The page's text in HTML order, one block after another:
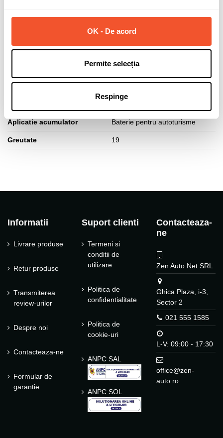
OK - De acord
Permite selecția
Respinge
Normala (dreapta +)
Lungime acumulator (mm) 278
Latime acumulator (mm) 175
Inaltime acumulator (mm)
Aplicatie acumulator Baterie pentru autoturisme
Greutate 19
Informatii
Livrare produse
Retur produse
Transmiterea
review-urilor
Despre noi
Contacteaza-ne
Formular de
garantie
Suport clienti
Termeni si
conditii de
utilizare
Politica de
confidentialitate
Politica de
cookie-uri
ANPC SAL
ANPC SOL
Contacteaza-
ne
Zen Auto Net SRL
Ghica Plaza, i-3,
Sector 2
021 555 1585
L-V: 09:00 - 17:30
office@zen-
auto.ro